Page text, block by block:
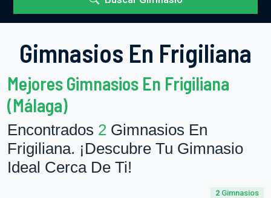
Gimnasios En Frigiliana
Mejores Gimnasios En Frigiliana
(Málaga)
Encontrados 2 Gimnasios En
Frigiliana. ¡Descubre Tu Gimnasio
Ideal Cerca De Ti!
2 Gimnasios